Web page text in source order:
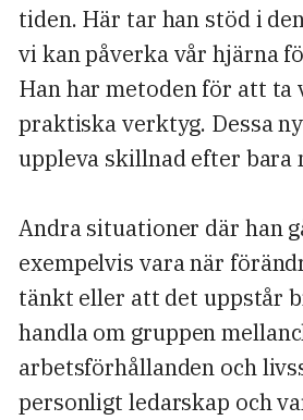
tiden. Här tar han stöd i
vi kan påverka vår hjärna
Han har metoden för att
praktiska verktyg. Dessa
uppleva skillnad efter bara
Andra situationer där han
exempelvis vara när
tänkt eller att det uppstår
handla om gruppen
arbetsförhållanden och
personligt ledarskap och